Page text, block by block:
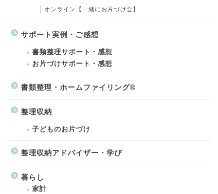
オンライン【一緒にお片づけ会】
サポート実例・ご感想
書類整理サポート・感想
お片づけサポート・感想
書類整理・ホームファイリング®
整理収納
子どものお片づけ
整理収納アドバイザー・学び
暮らし
家計